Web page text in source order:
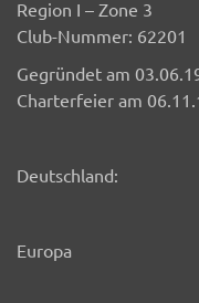
Region I – Zone 3
Club-Nummer: 62201
Gegründet am
Charterfeier am
Deutschland:
Europa